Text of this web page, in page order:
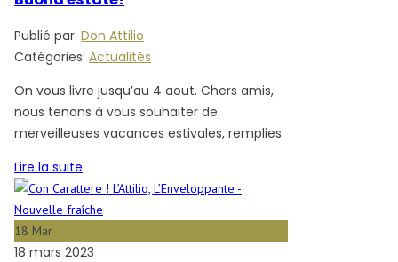
Publié par: Don Attilio
Catégories: Actualités
On vous livre jusqu’au 4 aout. Chers amis,
nous tenons à vous souhaiter de
merveilleuses vacances estivales, remplies
Lire la suite
18 Mar
18 mars 2023